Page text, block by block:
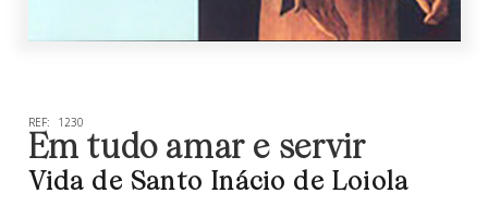
REF: 1230
Em tudo amar e servir
Vida de Santo Inácio de Loiola